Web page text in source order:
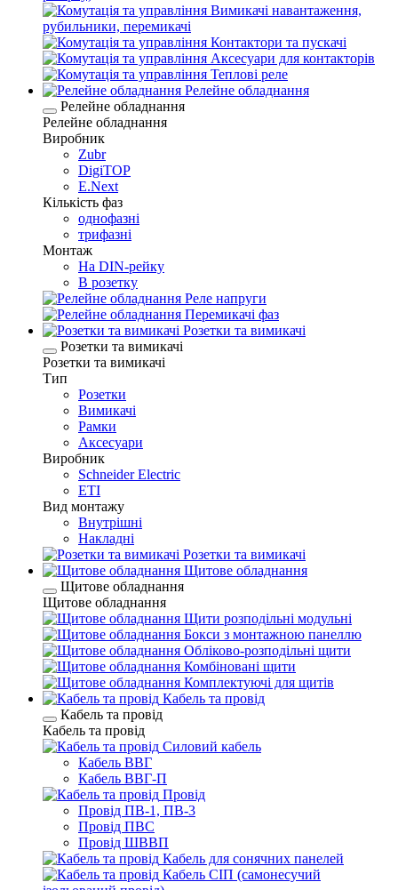
Вимикачі навантаження,
рубильники, перемикачі
Контактори та пускачі
Аксесуари для контакторів
Теплові реле
Релейне обладнання
Релейне обладнання
Релейне обладнання
Виробник
Zubr
DigiTOP
E.Next
Кількість фаз
однофазні
трифазні
Монтаж
На DIN-рейку
В розетку
Реле напруги
Перемикачі фаз
Розетки та вимикачі
Розетки та вимикачі
Розетки та вимикачі
Тип
Розетки
Вимикачі
Рамки
Аксесуари
Виробник
Schneider Electric
ETI
Вид монтажу
Внутрішні
Накладні
Розетки та вимикачі
Щитове обладнання
Щитове обладнання
Щитове обладнання
Щити розподільні модульні
Бокси з монтажною панеллю
Обліково-розподільні щити
Комбіновані щити
Комплектуючі для щитів
Кабель та провід
Кабель та провід
Кабель та провід
Силовий кабель
Кабель ВВГ
Кабель ВВГ-П
Провід
Провід ПВ-1, ПВ-3
Провід ПВС
Провід ШВВП
Кабель для сонячних панелей
Кабель СІП (самонесучий